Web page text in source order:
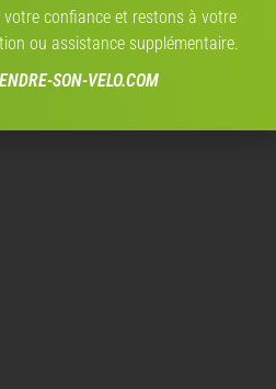
confiance et restons à votre
ou assistance supplémentaire.
SON-VELO.COM